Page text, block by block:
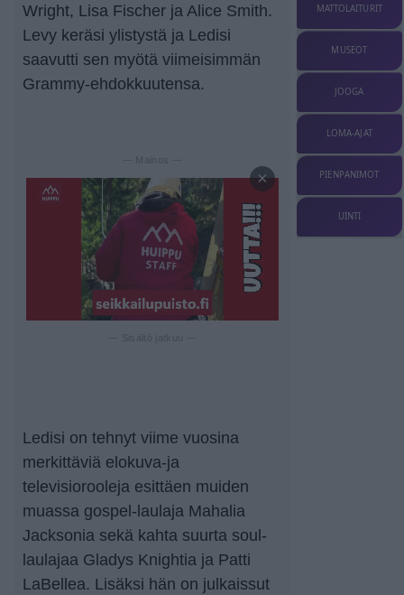
Wright, Lisa Fischer ja Alice Smith.
Levy keräsi ylistystä ja Ledisi
saavutti sen myötä viimeisimmän
Grammy-ehdokkuutensa.
— Mainos —
×
Ledisi on tehnyt viime vuosina
merkittäviä elokuva-ja
televisiorooleja esittäen muiden
muassa gospel-laulaja Mahalia
Jacksonia sekä kahta suurta soul-
laulajaa Gladys Knightia ja Patti
LaBellea. Lisäksi hän on julkaissut
MATTOLAITURIT
MUSEOT
JOOGA
LOMA-AJAT
PIENPANIMOT
UINTI